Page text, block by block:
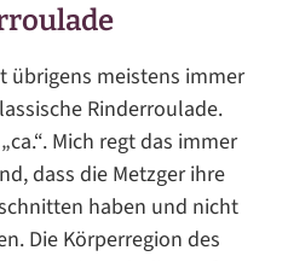
übrigens meistens immer
Rinderroulade.
Mich regt das immer
dass die Metzger ihre
haben und nicht
Die Körperregion des